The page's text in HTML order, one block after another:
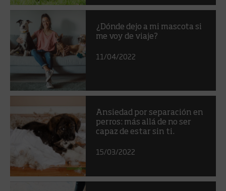
¿Dónde dejo a mi mascota si
me voy de viaje?
11/04/2022
Ansiedad por separación en
perros: más allá de no ser
capaz de estar sin ti.
15/03/2022